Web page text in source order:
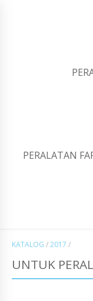
PERALATAN
KATALOG /2017 /
UNTUK